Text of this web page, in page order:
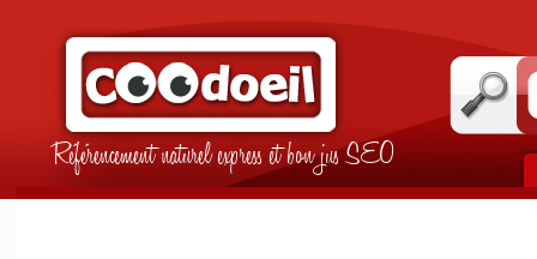
Référencement naturel express et bon jus SEO